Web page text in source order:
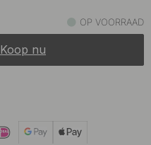
OP VOORRAAD
Koop nu